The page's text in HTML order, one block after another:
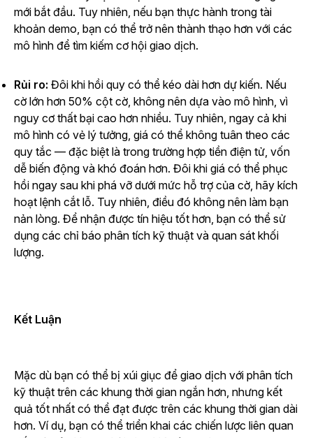
mới bắt đầu. Tuy nhiên, nếu bạn thực hành trong tài
khoản demo, bạn có thể trở nên thành thạo hơn với các
mô hình để tìm kiếm cơ hội giao dịch.
Rủi ro: Đôi khi hồi quy có thể kéo dài hơn dự kiến. Nếu
cờ lớn hơn 50% cột cờ, không nên dựa vào mô hình, vì
nguy cơ thất bại cao hơn nhiều. Tuy nhiên, ngay cả khi
mô hình có vẻ lý tưởng, giá có thể không tuân theo các
quy tắc — đặc biệt là trong trường hợp tiền điện tử, vốn
dễ biến động và khó đoán hơn. Đôi khi giá có thể phục
hồi ngay sau khi phá vỡ dưới mức hỗ trợ của cờ, hãy kích
hoạt lệnh cắt lỗ. Tuy nhiên, điều đó không nên làm bạn
nản lòng. Để nhận được tín hiệu tốt hơn, bạn có thể sử
dụng các chỉ báo phân tích kỹ thuật và quan sát khối
lượng.
Kết Luận
Mặc dù bạn có thể bị xúi giục để giao dịch với phân tích
kỹ thuật trên các khung thời gian ngắn hơn, nhưng kết
quả tốt nhất có thể đạt được trên các khung thời gian dài
hơn. Ví dụ, bạn có thể triển khai các chiến lược liên quan